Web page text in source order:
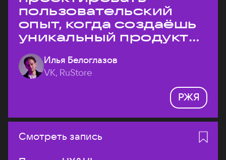
пользовательский
опыт, когда создаёшь
уникальный продукт
на рынке?
Илья Белоглазов
VK, RuStore
РЖЯ
Смотреть запись